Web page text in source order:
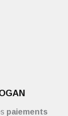
paiements